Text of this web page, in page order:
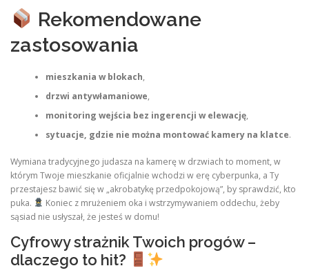
Rekomendowane
zastosowania
mieszkania w blokach,
drzwi antywłamaniowe,
monitoring wejścia bez ingerencji w elewację,
sytuacje, gdzie nie można montować kamery na klatce.
Wymiana tradycyjnego judasza na kamerę w drzwiach to moment, w
którym Twoje mieszkanie oficjalnie wchodzi w erę cyberpunka, a Ty
przestajesz bawić się w „akrobatykę przedpokojową”, by sprawdzić, kto
puka.
Koniec z mrużeniem oka i wstrzymywaniem oddechu, żeby
sąsiad nie usłyszał, że jesteś w domu!
Cyfrowy strażnik Twoich progów –
dlaczego to hit?